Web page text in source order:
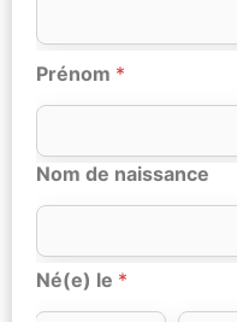
Prénom *
Nom de naissance
Né(e) le *